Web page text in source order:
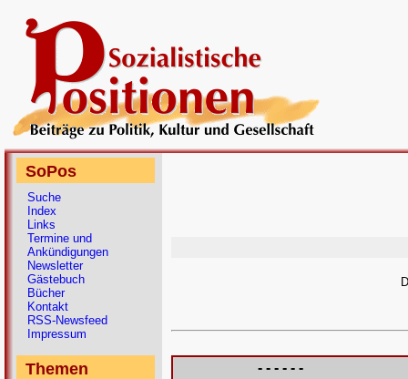
- - - - - -
SoPos
Suche
Index
Links
Termine und
Ankündigungen
Newsletter
Gästebuch
Bücher
Kontakt
RSS-Newsfeed
Impressum
Themen